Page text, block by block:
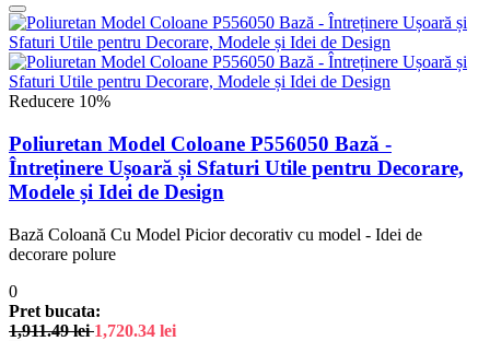
Reducere 10%
Poliuretan Model Coloane P556050 Bază -
Întreținere Ușoară și Sfaturi Utile pentru Decorare,
Modele și Idei de Design
Bază Coloană Cu Model Picior decorativ cu model - Idei de
decorare polure
0
Pret bucata:
1,911.49lei 1,720.34 lei